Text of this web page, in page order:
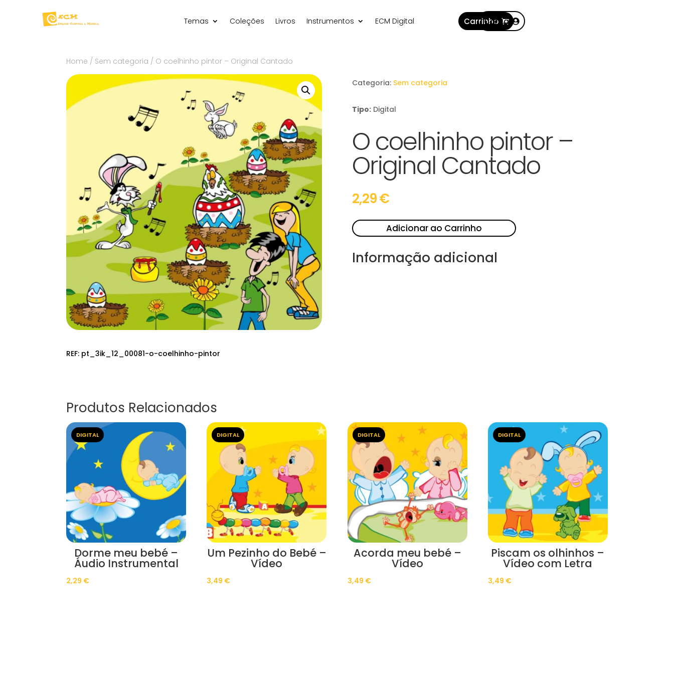
Temas Coleções Livros Instrumentos ECM Digital Carrinho
Conta
Home / Sem categoria / O coelhinho pintor – Original Cantado
REF: pt_3ik_12_00081-o-coelhinho-pintor
Categoria: Sem categoria
Tipo: Digital
O coelhinho pintor –
Original Cantado
2,29€
Adicionar ao Carrinho
Informação adicional
Produtos Relacionados
DIGITAL
Dorme meu bebé –
Áudio Instrumental
2,29 €
DIGITAL
Um Pezinho do Bebé –
Vídeo
3,49 €
DIGITAL
Acorda meu bebé –
Vídeo
3,49 €
DIGITAL
Piscam os olhinhos –
Vídeo com Letra
3,49 €